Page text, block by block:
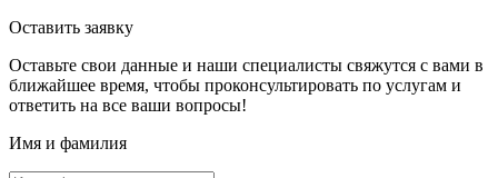
Оставить заявку
Оставьте свои данные и наши специалисты свяжутся с вами в
ближайшее время, чтобы проконсультировать по услугам и
ответить на все ваши вопросы!
Имя и фамилия